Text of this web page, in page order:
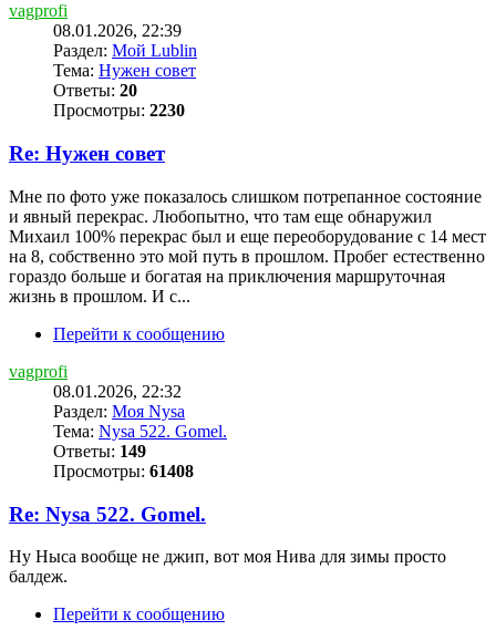
vagprofi
08.01.2026, 22:39
Раздел: Мой Lublin
Тема: Нужен совет
Ответы: 20
Просмотры: 2230
Re: Нужен совет
Мне по фото уже показалось слишком потрепанное состояние
и явный перекрас. Любопытно, что там еще обнаружил
Михаил 100% перекрас был и еще переоборудование с 14 мест
на 8, собственно это мой путь в прошлом. Пробег естественно
гораздо больше и богатая на приключения маршруточная
жизнь в прошлом. И с...
Перейти к сообщению
vagprofi
08.01.2026, 22:32
Раздел: Моя Nysa
Тема: Nysa 522. Gomel.
Ответы: 149
Просмотры: 61408
Re: Nysa 522. Gomel.
Ну Ныса вообще не джип, вот моя Нива для зимы просто
балдеж.
Перейти к сообщению